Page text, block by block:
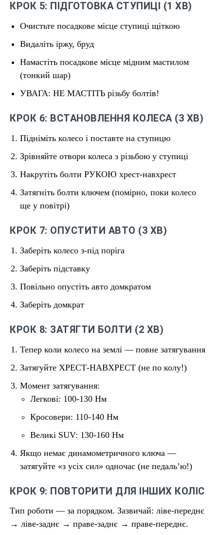
КРОК 5: ПІДГОТОВКА СТУПИЦІ (1 ХВ)
Очистьте посадкове місце ступиці щіткою
Видаліть іржу, бруд
Намастіть посадкове місце мідним мастилом
(тонкий шар)
УВАГА: НЕ МАСТІТЬ різьбу болтів!
КРОК 6: ВСТАНОВЛЕННЯ КОЛЕСА (3 ХВ)
Підніміть колесо і поставте на ступицю
Зрівняйте отвори колеса з різьбою у ступиці
Накрутіть болти РУКОЮ хрест-навхрест
Затягніть болти ключем (помірно, поки колесо
ще у повітрі)
КРОК 7: ОПУСТИТИ АВТО (3 ХВ)
Заберіть колесо з-під поріга
Заберіть підставку
Повільно опустіть авто домкратом
Заберіть домкрат
КРОК 8: ЗАТЯГТИ БОЛТИ (2 ХВ)
Тепер коли колесо на землі — повне затягування
Затягуйте ХРЕСТ-НАВХРЕСТ (не по колу!)
Момент затягування:
Легкові: 100-130 Нм
Кросовери: 110-140 Нм
Великі SUV: 130-160 Нм
Якщо немає динамометричного ключа —
затягуйте «з усіх сил» одночас (не педаль’ю!)
КРОК 9: ПОВТОРИТИ ДЛЯ ІНШИХ КОЛІС
Тип роботи — за порядком. Зазвичай: ліве-переднє
→ ліве-заднє → праве-заднє → праве-переднє.